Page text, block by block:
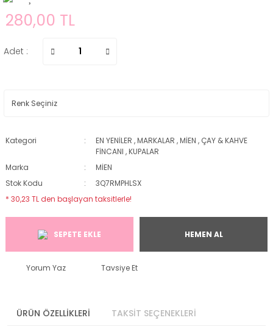
280,00 TL
Adet :
Kategori EN YENİLER ,MARKALAR ,MİEN , ÇAY & KAHVE
FİNCANI ,KUPALAR
Marka
MİEN
Stok Kodu
3Q7RMPHLSX
* 30,23 TL den başlayan taksitlerle!
SEPETE EKLE HEMEN AL
Yorum Yaz Tavsiye Et
ÜRÜN ÖZELLİKLERİ TAKSİT SEÇENEKLERİ